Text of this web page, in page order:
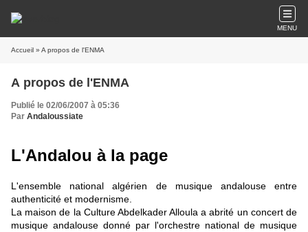
MENU
Accueil » A propos de l'ENMA
A propos de l'ENMA
Publié le 02/06/2007 à 05:36
Par Andaloussiate
L'Andalou à la page
L'ensemble national algérien de musique andalouse entre
authenticité et modernisme.
La maison de la Culture Abdelkader Alloula a abrité un concert de
musique andalouse donné par l'orchestre national de musique